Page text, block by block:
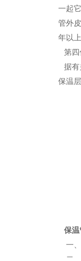
一起
管外
年以
第四
据有
保温
保温
一、
二、